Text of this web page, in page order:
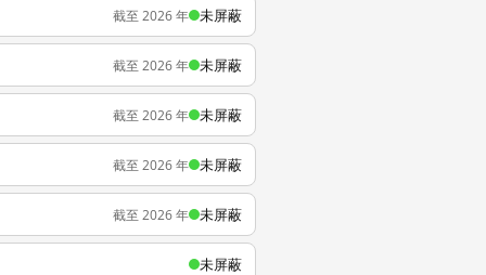
截至 2026 年 未屏蔽
截至 2026 年 未屏蔽
截至 2026 年 未屏蔽
截至 2026 年 未屏蔽
截至 2026 年 未屏蔽
未屏蔽